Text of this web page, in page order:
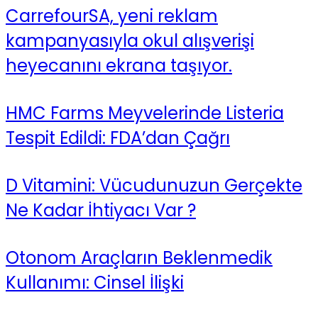
CarrefourSA, yeni reklam
kampanyasıyla okul alışverişi
heyecanını ekrana taşıyor.
HMC Farms Meyvelerinde Listeria
Tespit Edildi: FDA’dan Çağrı
D Vitamini: Vücudunuzun Gerçekte
Ne Kadar İhtiyacı Var ?
Otonom Araçların Beklenmedik
Kullanımı: Cinsel İlişki